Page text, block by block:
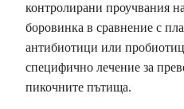
контролирани проучвания
боровинка в сравнение с
антибиотици или
специфично лечение за
пикочните пътища.